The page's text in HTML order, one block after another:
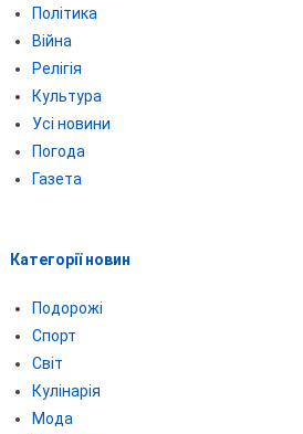
Політика
Війна
Релігія
Культура
Усі новини
Погода
Газета
Категорії новин
Подорожі
Спорт
Світ
Кулінарія
Мода